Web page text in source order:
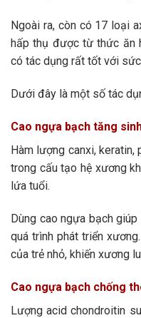
Ngoài ra, còn có 17 loại
hấp thụ được từ thức ăn
có tác dụng rất tốt với
Dưới đây là một số tác
Cao ngựa bạch tăng
Hàm lượng canxi,
trong cấu tạo hệ xương
lứa tuổi.
Dùng cao ngựa bạch
quá trình phát triển
của trẻ nhỏ, khiến xương
Cao ngựa bạch chống
Lượng acid chondroitin